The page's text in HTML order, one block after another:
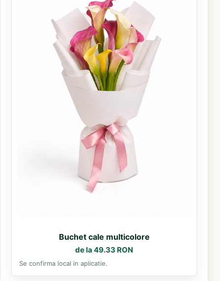
Buchet cale multicolore
de la 49.33 RON
Se confirma local in aplicatie.